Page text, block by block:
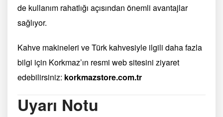
de kullanım rahatlığı açısından önemli avantajlar
sağlıyor.
Kahve makineleri ve Türk kahvesiyle ilgili daha fazla
bilgi için Korkmaz’ın resmi web sitesini ziyaret
edebilirsiniz: korkmazstore.com.tr
Uyarı Notu